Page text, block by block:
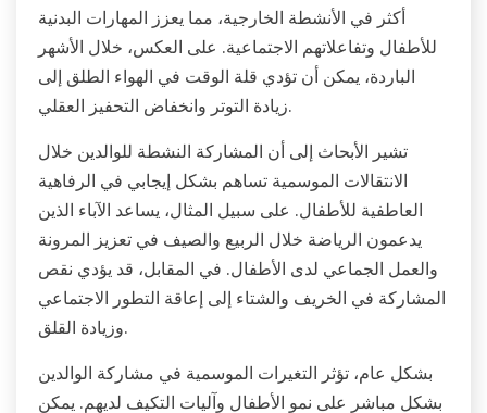
أكثر في الأنشطة الخارجية، مما يعزز المهارات البدنية
للأطفال وتفاعلاتهم الاجتماعية. على العكس، خلال الأشهر
الباردة، يمكن أن تؤدي قلة الوقت في الهواء الطلق إلى
زيادة التوتر وانخفاض التحفيز العقلي.
تشير الأبحاث إلى أن المشاركة النشطة للوالدين خلال
الانتقالات الموسمية تساهم بشكل إيجابي في الرفاهية
العاطفية للأطفال. على سبيل المثال، يساعد الآباء الذين
يدعمون الرياضة خلال الربيع والصيف في تعزيز المرونة
والعمل الجماعي لدى الأطفال. في المقابل، قد يؤدي نقص
المشاركة في الخريف والشتاء إلى إعاقة التطور الاجتماعي
وزيادة القلق.
بشكل عام، تؤثر التغيرات الموسمية في مشاركة الوالدين
بشكل مباشر على نمو الأطفال وآليات التكيف لديهم. يمكن